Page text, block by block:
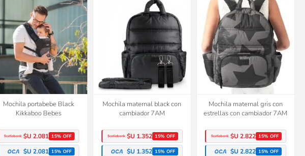
Mochila portabebe Black
Kikkaboo Bebes
$U 2.081 15% OFF
$U 2.081 15% OFF
Mochila maternal black con
cambiador 7AM
$U 1.352 15% OFF
$U 1.352 15% OFF
Mochila maternal gris con
estrellas con cambiador 7AM
$U 2.822 15% OFF
$U 2.822 15% OFF